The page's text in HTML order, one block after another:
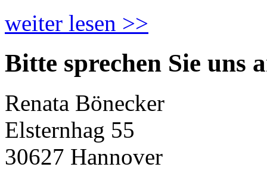
weiter lesen >>
Bitte sprechen Sie uns
Renata Bönecker
Elsternhag 55
30627 Hannover